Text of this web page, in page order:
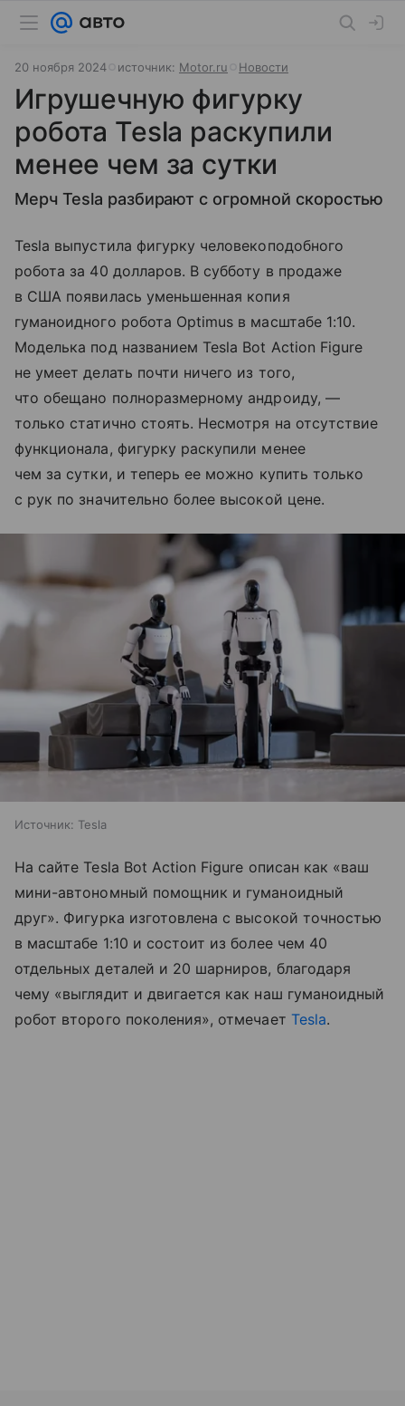
20 ноября 2024 источник: Motor.ru Новости
Игрушечную фигурку
робота Tesla раскупили
менее чем за сутки
Мерч Tesla разбирают с огромной скоростью
Tesla выпустила фигурку человекоподобного
робота за 40 долларов. В субботу в продаже
в США появилась уменьшенная копия
гуманоидного робота Optimus в масштабе 1:10.
Моделька под названием Tesla Bot Action Figure
не умеет делать почти ничего из того,
что обещано полноразмерному андроиду, —
только статично стоять. Несмотря на отсутствие
функционала, фигурку раскупили менее
чем за сутки, и теперь ее можно купить только
с рук по значительно более высокой цене.
Источник: Tesla
На сайте Tesla Bot Action Figure описан как «ваш
мини-автономный помощник и гуманоидный
друг». Фигурка изготовлена с высокой точностью
в масштабе 1:10 и состоит из более чем 40
отдельных деталей и 20 шарниров, благодаря
чему «выглядит и двигается как наш гуманоидный
робот второго поколения», отмечает Tesla.